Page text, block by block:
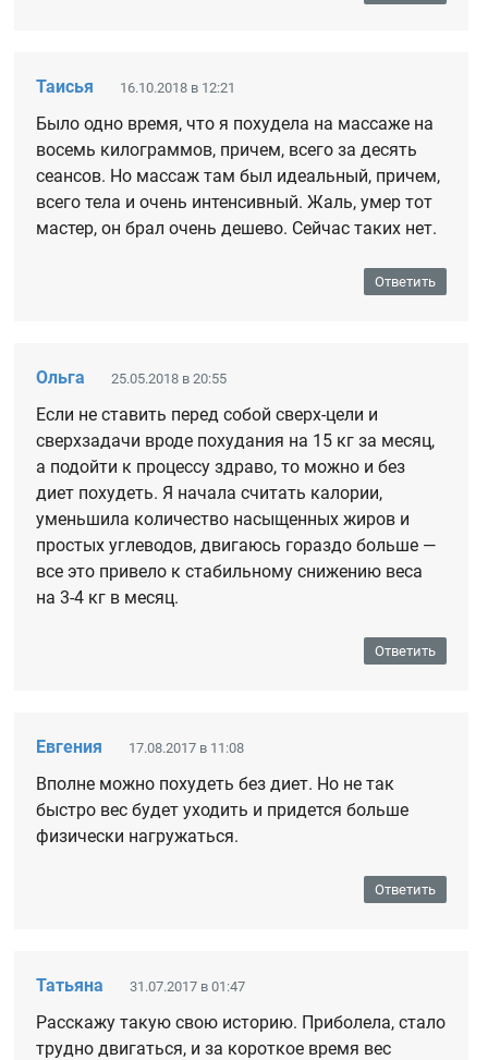
Таисья 16.10.2018 в 12:21
Было одно время, что я похудела на массаже на
восемь килограммов, причем, всего за десять
сеансов. Но массаж там был идеальный, причем,
всего тела и очень интенсивный. Жаль, умер тот
мастер, он брал очень дешево. Сейчас таких нет.
Ответить
Ольга 25.05.2018 в 20:55
Если не ставить перед собой сверх-цели и
сверхзадачи вроде похудания на 15 кг за месяц,
а подойти к процессу здраво, то можно и без
диет похудеть. Я начала считать калории,
уменьшила количество насыщенных жиров и
простых углеводов, двигаюсь гораздо больше —
все это привело к стабильному снижению веса
на 3-4 кг в месяц.
Ответить
Евгения 17.08.2017 в 11:08
Вполне можно похудеть без диет. Но не так
быстро вес будет уходить и придется больше
физически нагружаться.
Ответить
Татьяна 31.07.2017 в 01:47
Расскажу такую свою историю. Приболела, стало
трудно двигаться, и за короткое время вес